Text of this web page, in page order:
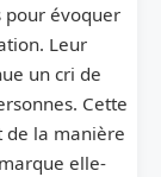
pour évoquer
Leur
un cri de
Cette
de la manière
elle-